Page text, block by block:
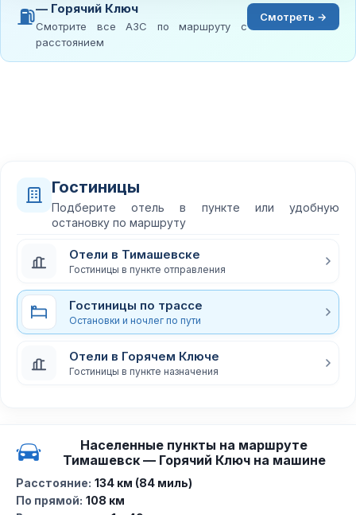
⛽— Горячий Ключ
Смотрите все АЗС по маршруту с
расстоянием
Смотреть →
Гостиницы
Подберите отель в пункте или удобную
остановку по маршруту
Отели в Тимашевске
Гостиницы в пункте отправления
Гостиницы по трассе
Остановки и ночлег по пути
Отели в Горячем Ключе
Гостиницы в пункте назначения
Населенные пункты на маршруте
Тимашевск — Горячий Ключ на машине
Расстояние: 134 км (84 миль)
По прямой: 108 км